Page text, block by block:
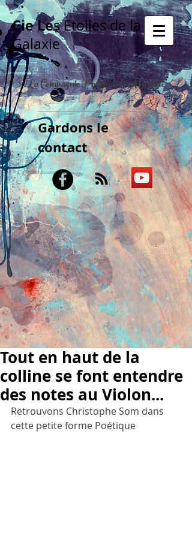
Cie Les Etoiles de la
Galaxie
La Compagnie Poétique & Musicale
Gardons le
contact
Tout en haut de la
colline se font entendre
des notes au Violon...
Retrouvons Christophe Som dans
cette petite forme Poétique